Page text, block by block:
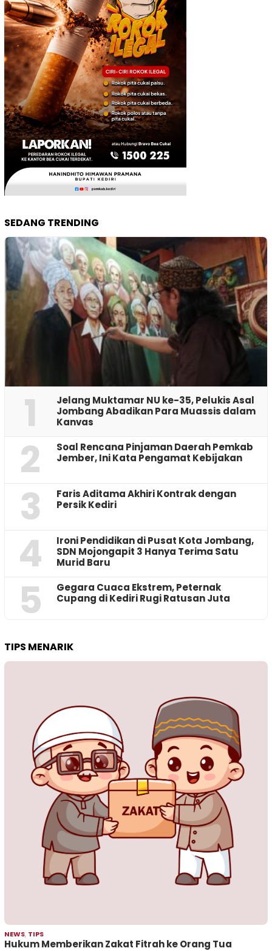
SEDANG TRENDING
1
Jelang Muktamar NU ke-35, Pelukis Asal
Jombang Abadikan Para Muassis dalam
Kanvas
2
‎Soal Rencana Pinjaman Daerah Pemkab
Jember, Ini Kata Pengamat Kebijakan ‎
3
Faris Aditama Akhiri Kontrak dengan
Persik Kediri
4
Ironi Pendidikan di Pusat Kota Jombang,
SDN Mojongapit 3 Hanya Terima Satu
Murid Baru
5
‎Gegara Cuaca Ekstrem, Peternak
Cupang di Kediri Rugi Ratusan Juta
TIPS MENARIK
NEWS, TIPS
Hukum Memberikan Zakat Fitrah ke Orang Tua